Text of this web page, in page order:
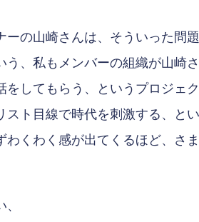
の山崎さんは、そういった問
、私もメンバーの組織が山崎
してもらう、というプロジェ
ト目線で時代を刺激する、と
くわく感が出てくるほど、さ